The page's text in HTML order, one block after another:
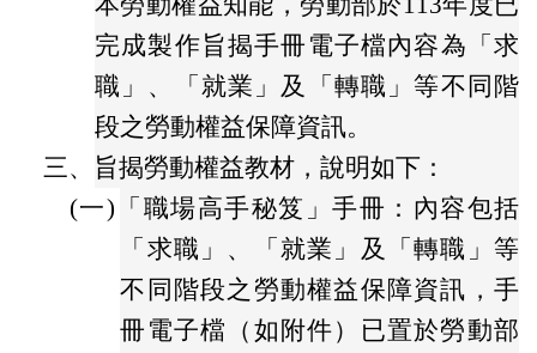
完成製作旨揭手冊電子檔內容為「求
職」、「就業」及「轉職」等不同階
段之勞動權益保障資訊。
三、
旨揭勞動權益教材，說明如下：
(一) 「職場高手秘笈」手冊：內容包括
「求職」、「就業」及「轉職」等
不同階段之勞動權益保障資訊，手
冊電子檔（如附件）已置於勞動部